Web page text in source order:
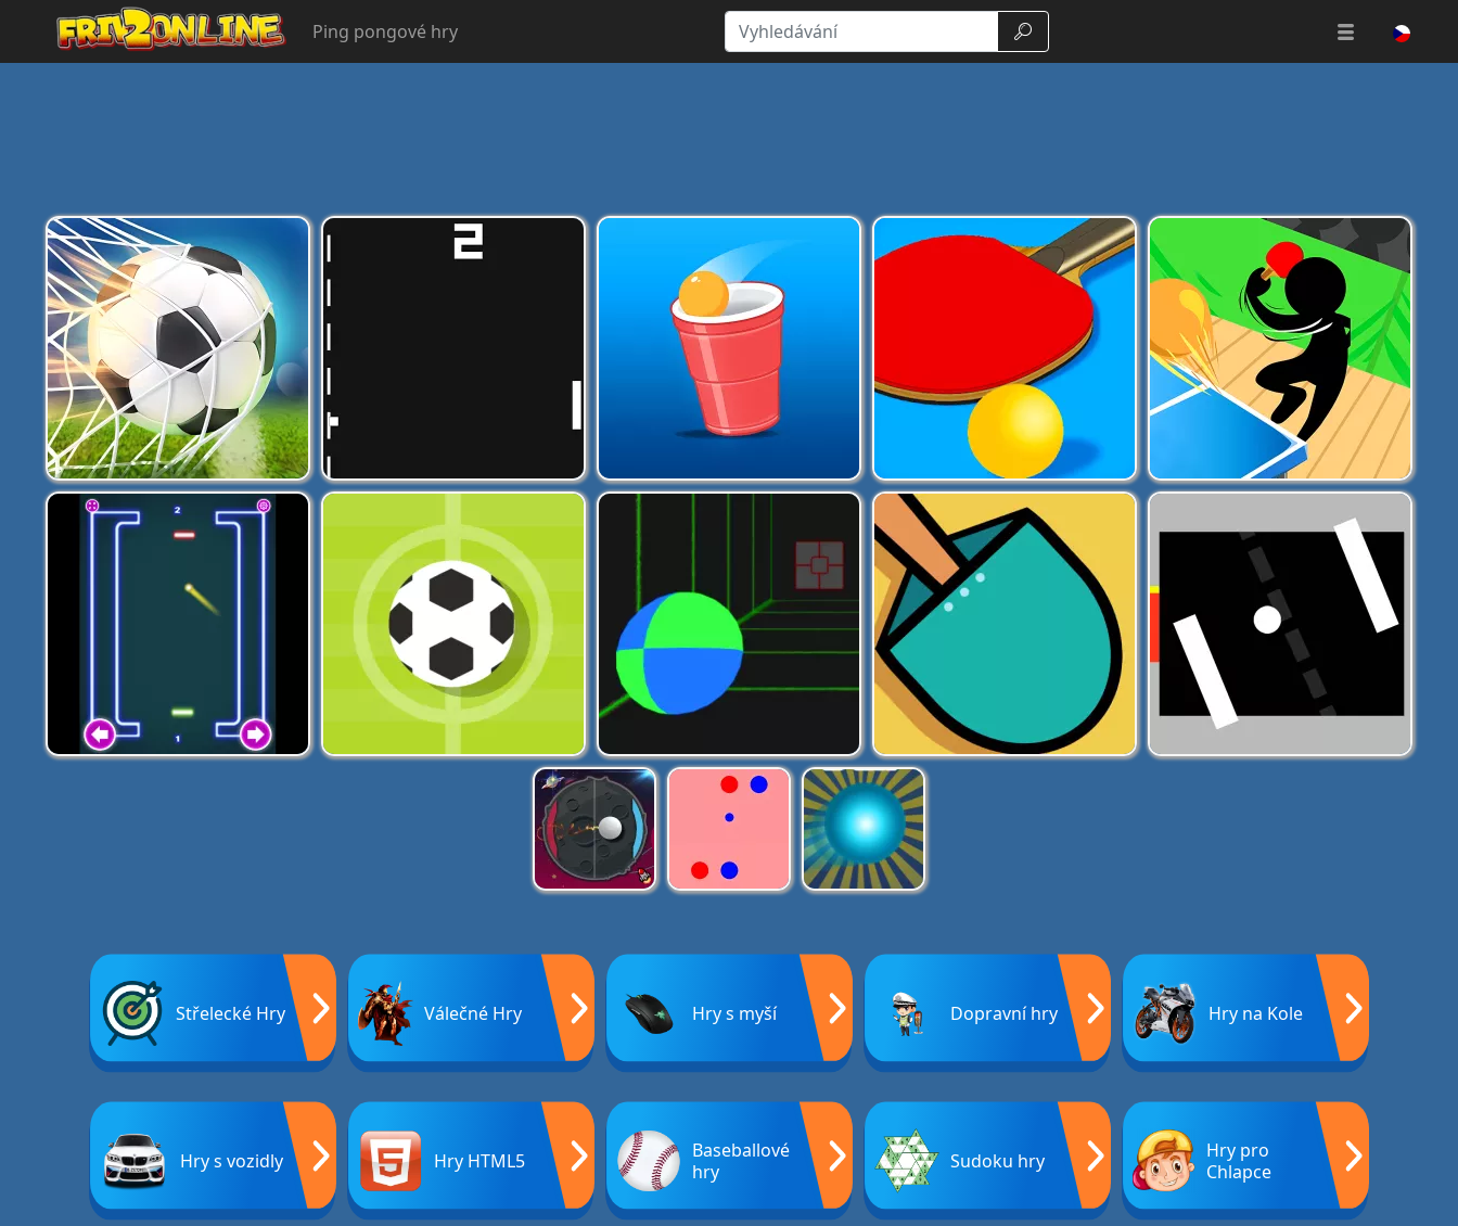
Ping pongové hry Vyhledávání
Střelecké Hry Válečné Hry Hry s myší Dopravní hry Hry na Kole
Hry s vozidly Hry HTML5
Baseballové
hry
Sudoku hry
Hry pro
Chlapce